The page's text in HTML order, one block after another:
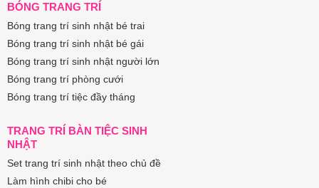
BÓNG TRANG TRÍ
Bóng trang trí sinh nhật bé trai
Bóng trang trí sinh nhật bé gái
Bóng trang trí sinh nhật người lớn
Bóng trang trí phòng cưới
Bóng trang trí tiệc đầy tháng
TRANG TRÍ BÀN TIỆC SINH
NHẬT
Set trang trí sinh nhật theo chủ đề
Làm hình chibi cho bé